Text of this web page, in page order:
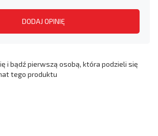
DODAJ OPINIĘ
i bądź pierwszą osobą, która podzieli się
tego produktu